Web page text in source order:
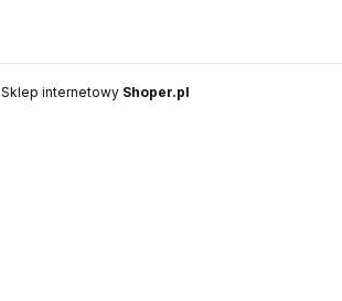
Sklep internetowy Shoper.pl